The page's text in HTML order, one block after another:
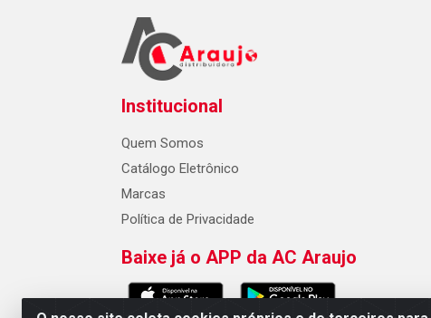
Institucional
Quem Somos
Catálogo Eletrônico
Marcas
Política de Privacidade
Baixe já o APP da AC Araujo